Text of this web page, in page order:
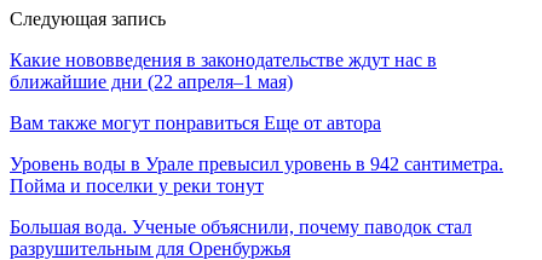
Следующая запись
Какие нововведения в законодательстве ждут нас в
ближайшие дни (22 апреля–1 мая)
Вам также могут понравиться Еще от автора
Уровень воды в Урале превысил уровень в 942 сантиметра.
Пойма и поселки у реки тонут
Большая вода. Ученые объяснили, почему паводок стал
разрушительным для Оренбуржья